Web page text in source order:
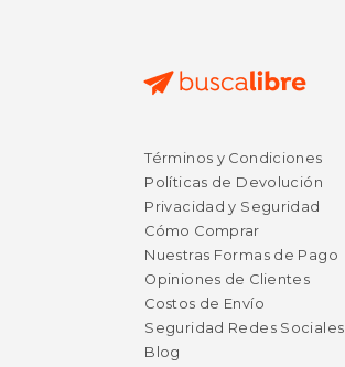
Términos y Condiciones
Políticas de Devolución
Privacidad y Seguridad
Cómo Comprar
Nuestras Formas de Pago
Opiniones de Clientes
Costos de Envío
Seguridad Redes Sociales
Blog